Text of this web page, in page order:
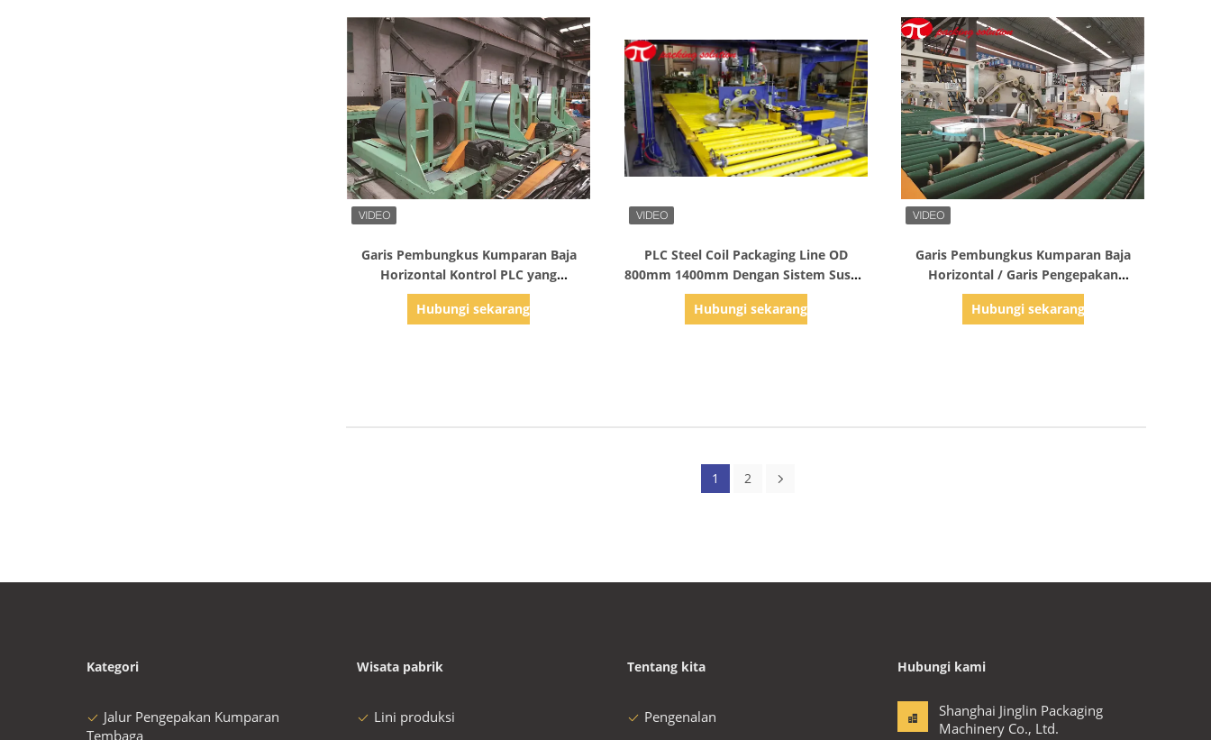
Garis Pembungkus Kumparan Baja
Horizontal Kontrol PLC yang
Disesuaikan
Hubungi sekarang
PLC Steel Coil Packaging Line OD
800mm 1400mm Dengan Sistem Susun
Ganda
Hubungi sekarang
Garis Pembungkus Kumparan Baja
Horizontal / Garis Pengepakan
Otomatis Lebar 60-500mm Dengan
Sistem Susun
Hubungi sekarang
1 2
Kategori
Jalur Pengepakan Kumparan
Tembaga
Wisata pabrik
Lini produksi
Tentang kita
Pengenalan
Hubungi kami
Shanghai Jinglin Packaging
Machinery Co., Ltd.